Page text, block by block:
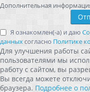
Дополнительная
Я ознакомлен(-а) и даю
данныхсогласно Политике
Для улучшения работы
пользователями мы
работу с сайтом, вы
Вы всегда можете
браузера. Подробнее о